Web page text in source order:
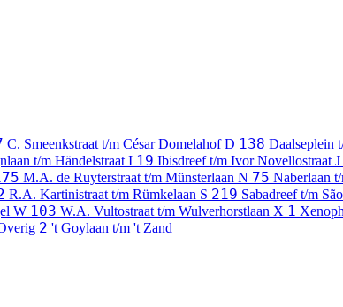
C. Smeenkstraat t/m César DomelahofD 138 Daalseplein
t/m Händelstraat I 19 Ibisdreef t/m Ivor Novellostraat J
M.A. de Ruyterstraat t/m Münsterlaan N 75 Naberlaan
R.A. Kartinistraat t/m Rümkelaan S 219 Sabadreef t/m
W 103 W.A. Vultostraat t/m Wulverhorstlaan X 1
2 't Goylaan t/m 't Zand